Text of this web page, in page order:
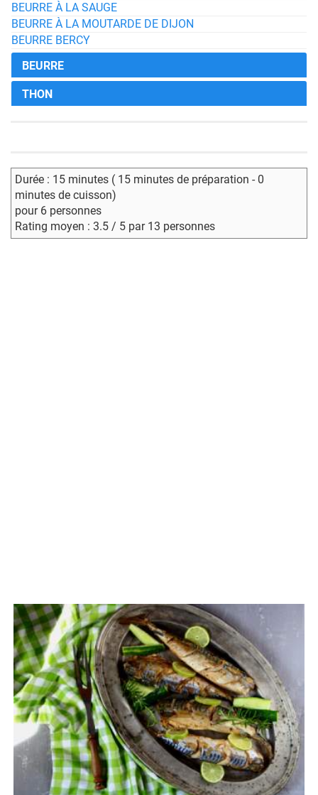
BEURRE À LA SAUGE
BEURRE À LA MOUTARDE DE DIJON
BEURRE BERCY
BEURRE
THON
Durée : 15 minutes ( 15 minutes de préparation - 0
minutes de cuisson)
pour 6 personnes
Rating moyen : 3.5 / 5 par 13 personnes